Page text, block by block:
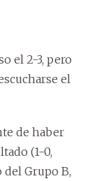
el 2-3, pero
el
de haber
(1-0,
del Grupo B,